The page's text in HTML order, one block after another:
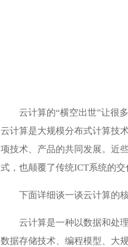
云计算的“横空出世”让很
云计算是大规模分布式计算技
项技术、产品的共同发展。近
式，也颠覆了传统ICT系统的
下面详细谈一谈云计算的
云计算是一种以数据和处
数据存储技术、编程模型、大